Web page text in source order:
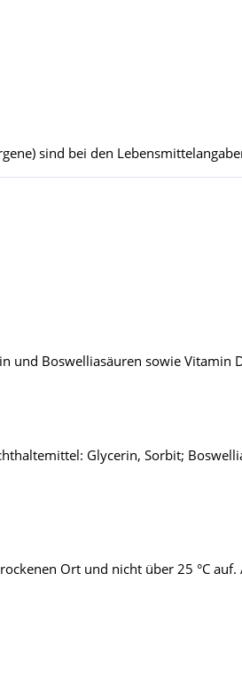
sind bei den
und Boswelliasäuren sowie Vitamin
Glycerin, Sorbit;
Ort und nicht über 25 °C